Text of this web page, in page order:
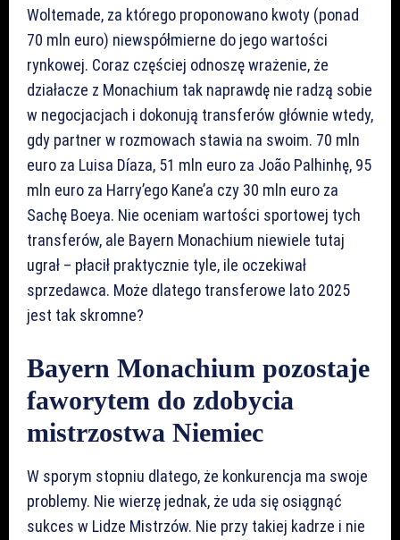
Woltemade, za którego proponowano kwoty (ponad
70 mln euro) niewspółmierne do jego wartości
rynkowej. Coraz częściej odnoszę wrażenie, że
działacze z Monachium tak naprawdę nie radzą sobie
w negocjacjach i dokonują transferów głównie wtedy,
gdy partner w rozmowach stawia na swoim. 70 mln
euro za Luisa Díaza, 51 mln euro za João Palhinhę, 95
mln euro za Harry’ego Kane’a czy 30 mln euro za
Sachę Boeya. Nie oceniam wartości sportowej tych
transferów, ale Bayern Monachium niewiele tutaj
ugrał – płacił praktycznie tyle, ile oczekiwał
sprzedawca. Może dlatego transferowe lato 2025
jest tak skromne?
Bayern Monachium pozostaje
faworytem do zdobycia
mistrzostwa Niemiec
W sporym stopniu dlatego, że konkurencja ma swoje
problemy. Nie wierzę jednak, że uda się osiągnąć
sukces w Lidze Mistrzów. Nie przy takiej kadrze i nie